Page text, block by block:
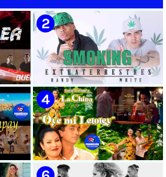
🟡 Randy & White -
Extraterrestres - ¨Smoking¨ -
Videoclip - Dirección: Pepe
Salom